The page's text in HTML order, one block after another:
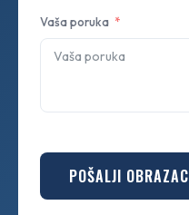
Vaša poruka
POŠALJI OBRAZAC